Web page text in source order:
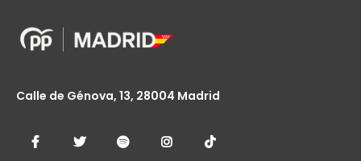
Calle de Génova, 13, 28004 Madrid